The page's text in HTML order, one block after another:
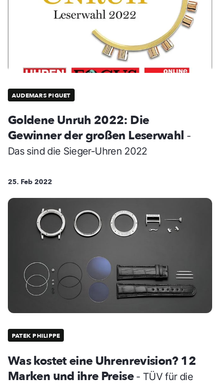
AUDEMARS PIGUET
Goldene Unruh 2022: Die
Gewinner der großen Leserwahl -
Das sind die Sieger-Uhren 2022
25. Feb 2022
PATEK PHILIPPE
Was kostet eine Uhrenrevision? 12
Marken und ihre Preise - TÜV für die